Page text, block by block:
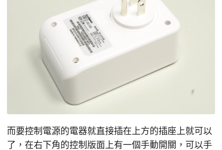
而要控制電源的電器就直接插在上方的插座上就可以
了，在右下角的控制版面上有一個手動開關，可以手